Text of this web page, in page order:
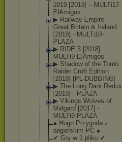
2019 [2018] – MULTi17-
ElAmigos
▶ Railway Empire -
Great Britain & Ireland
[2018] - MULTi10-
PLAZA
▶ RIDE 3 [2018]
MULTi9-ElAmigos
▶ Shadow of the Tomb
Raider Croft Edition
[2018] [PL-DUBBING]
▶ The Long Dark Redux
[2018] - PLAZA
▶ Vikings Wolves of
Midgard [2017] -
MULTi9-PLAZA
● Hugo Przygoda z
angielskim PC ●
✔ Gry w 1 pliku ✔